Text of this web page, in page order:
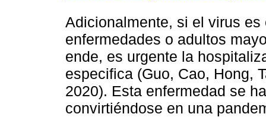
Adicionalmente, si el virus
enfermedades o adultos
ende, es urgente la
especifica (Guo, Cao, Hong,
2020). Esta enfermedad se
convirtiéndose en una